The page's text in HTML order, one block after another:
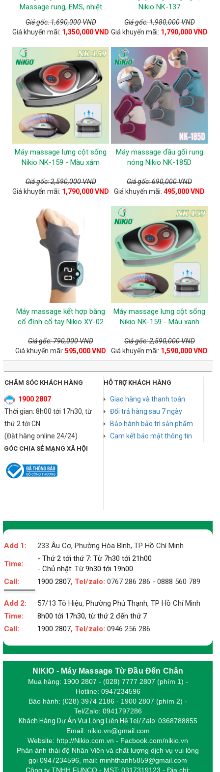
Massage rung, EMS, nhiệt
nóng
Giá gốc: 1,690,000 VND
Giá khuyến mãi: 1,350,000 VND
Nikio NK-137
Giá gốc: 1,980,000 VND
Giá khuyến mãi: 1,790,000 VND
Máy massage lưng cột sống
Nikio NK-159 - Màu xám
Giá gốc: 2,590,000 VND
Giá khuyến mãi: 1,790,000 VND
Máy massage đầu gối rung
nóng Nikio NK-185D
Giá gốc: 690,000 VND
Giá khuyến mãi: 495,000 VND
Máy massage kết hợp băng
cố định cổ tay Nikio XY-02
Giá gốc: 790,000 VND
Giá khuyến mãi: 595,000 VND
Máy massage lưng cột sống
Nikio NK-159 - Màu xanh
Giá gốc: 2,590,000 VND
Giá khuyến mãi: 1,590,000 VND
CHĂM SÓC KHÁCH HÀNG
1900 2807
Thời gian: 8h00 tới 17h30, từ
thứ 2 tới CN
(Đặt hàng online 24/24)
HỖ TRỢ KHÁCH HÀNG
Giao hàng và thanh toán
Đổi trả hàng sau 7 ngày
Bảo hành bảo trì sản phẩm
Cam kết bảo mật thông tin
GÓC CHIA SẺ MẠNG XÃ HỘI
Add 1: 233 Âu Cơ, Phường Hòa Bình, TP Hồ Chí Minh
Time:
- Thứ 2 tới thứ 7: Từ 7h30 tới 21h00
- Chủ nhật: Từ 9h30 tới 19h00
Call:
1900 2807, Tel/zalo: 0767 286 286 - 0888 560 789
Add 2:
57/13 Tô Hiệu, Phường Phú Thạnh, TP Hồ Chí Minh
Time:
8h00 tới 17h30, từ thứ 2 đến thứ 7
Call:
1900 2807, Tel/zalo: 0946 256 286
NIKIO - Máy Massage Từ Đầu Đến Chân
Mua hàng: 1900 2807 - (028) 7777 2807 (phím 1) -
Hotline: 0947234596
Bảo hành: (028) 3974 2186 - 1900 2807 (phím 2) -
Tel/Zalo: 0941797286
Khách Hàng Dự Án Vui Lòng Liên Hệ Tel/Zalo: 0368788855
Email: nikio.vn@gmail.com
Website: http://Nikio.com.vn - Facbook.com/nikio.vn
Phản ánh thái độ Nhân Viên và chất lượng dịch vụ vui lòng
gọi 0947234596, mail: minhthanh5859@gmail.com
Công ty TNHH FUNCO - MST: 0317319123 - Địa chỉ: